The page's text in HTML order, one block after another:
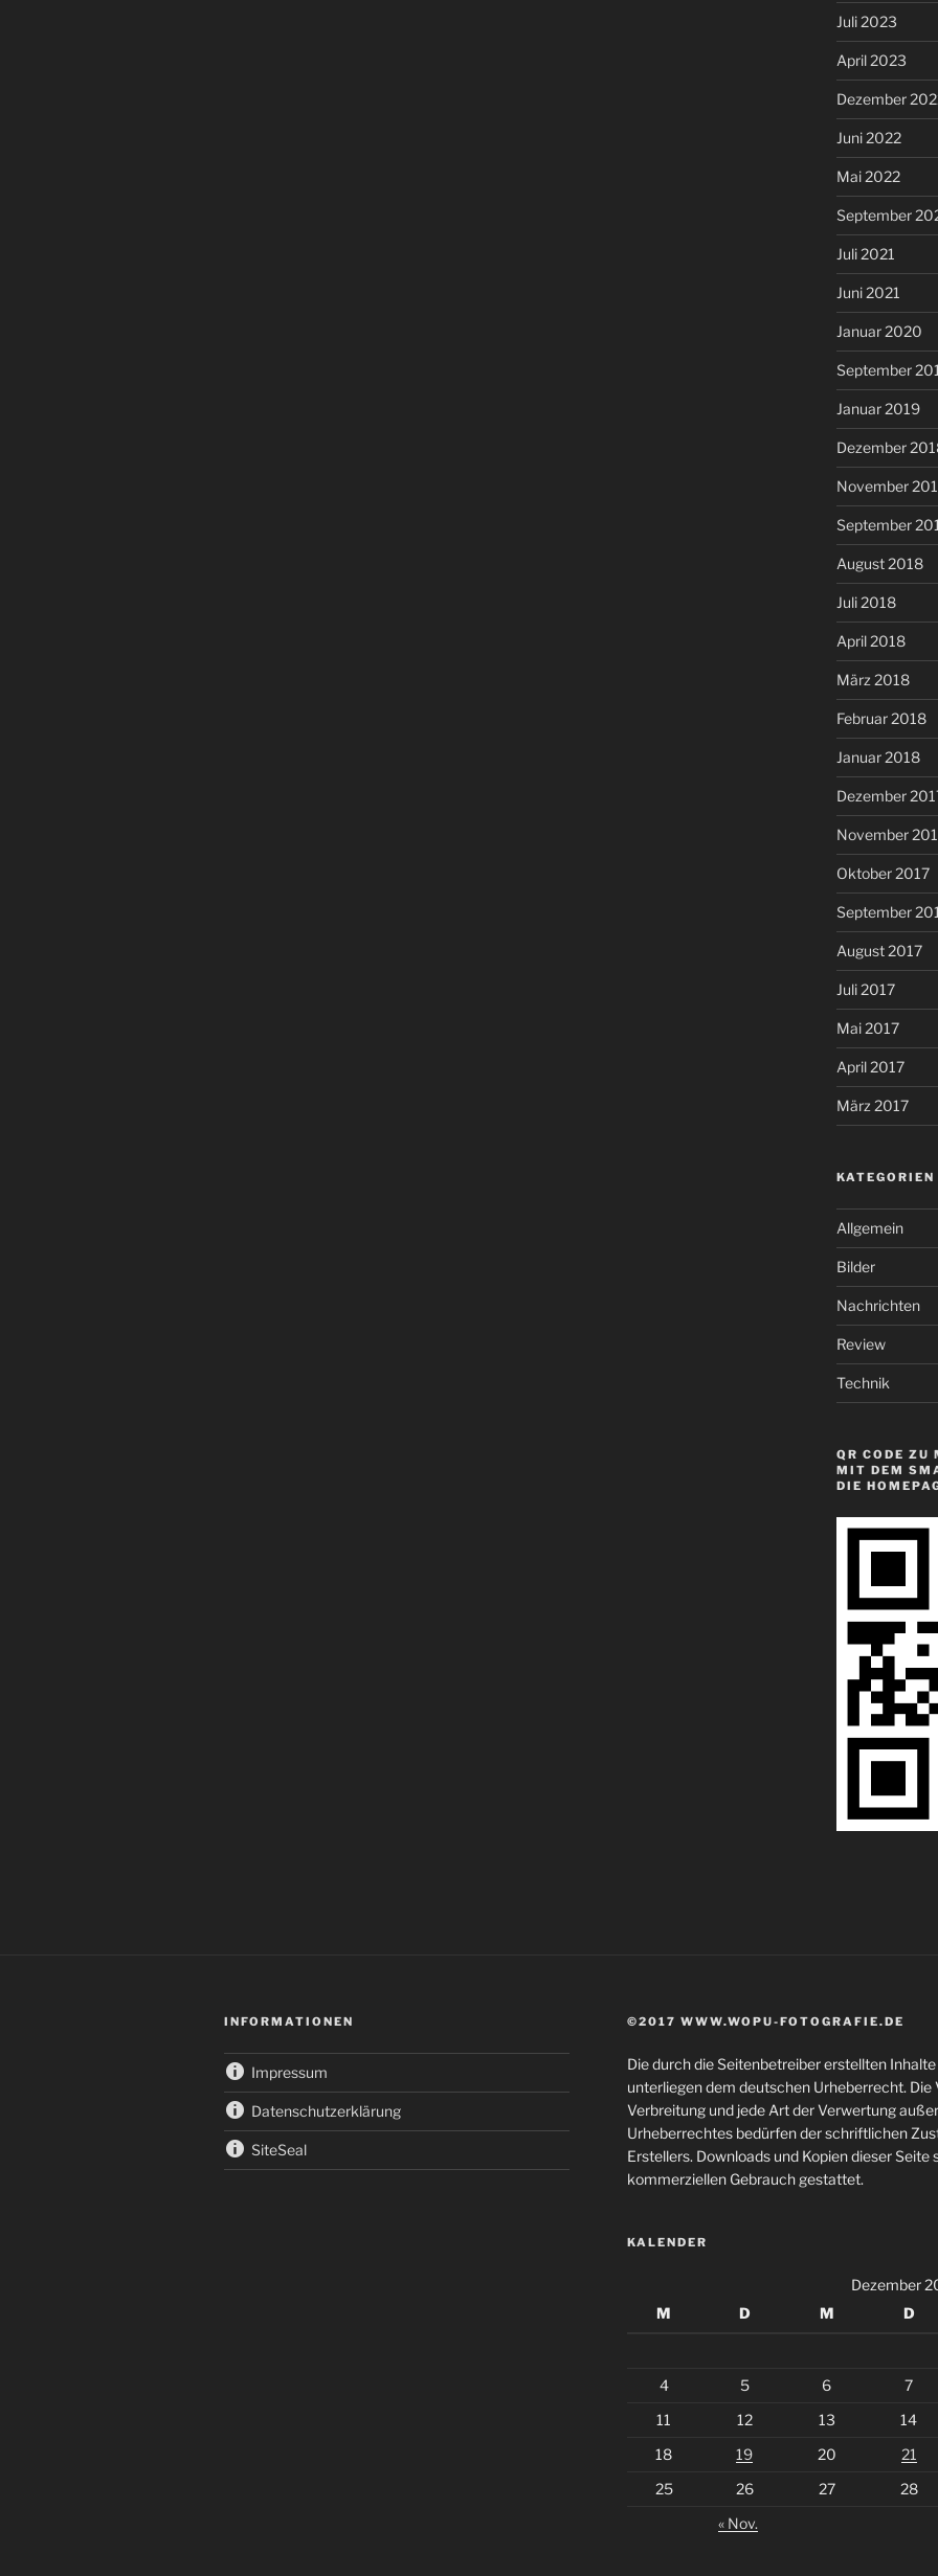
Juli 2023
April 2023
Dezember
Juni 2022
Mai 2022
September
Juli 2021
Juni 2021
Januar 2020
September
Januar 2019
Dezember
November
September
August 2018
Juli 2018
April 2018
März 2018
Februar 2018
Januar 2018
Dezember
November
Oktober 2017
September
August 2017
Juli 2017
Mai 2017
April 2017
März 2017
KATEGORIEN
Allgemein
Bilder
Nachrichten
Review
Technik
QR CODE ZU
MIT DEM
DIE
INFORMATIONEN
Impressum
Datenschutzerklärung
SiteSeal
©2017 WWW.WOPU-FOTOGRAFIE.DE
Die durch die Seitenbetreiber erstellten
unterliegen dem deutschen Urheberrecht.
Verbreitung und jede Art der Verwertung
Urheberrechtes bedürfen der schriftlichen
Erstellers. Downloads und Kopien dieser
kommerziellen Gebrauch gestattet.
KALENDER
Dezember
M
D M D
4 5 6
7
11
12 13
14
18
19 20
21
25
26 27
28
« Nov.